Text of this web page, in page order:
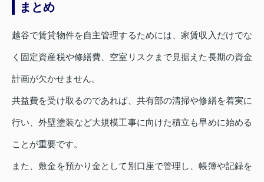
まとめ
越谷で賃貸物件を自主管理するためには、家賃収入だけでな
く固定資産税や修繕費、空室リスクまで見据えた長期の資金
計画が欠かせません。
共益費を受け取るのであれば、共有部の清掃や修繕を着実に
行い、外壁塗装など大規模工事に向けた積立も早めに始める
ことが重要です。
また、敷金を預かり金として別口座で管理し、帳簿や記録を